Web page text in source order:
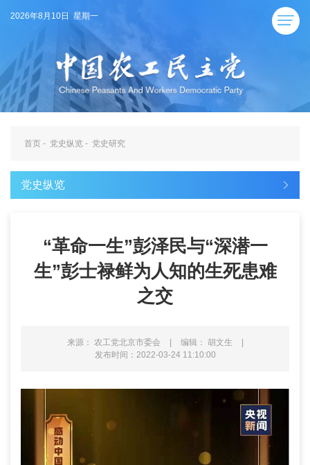
2026年8月10日 星期一
首页 - 党史纵览 - 党史研究
党史纵览
“革命一生”彭泽民与“深潜一
生”彭士禄鲜为人知的生死患难
之交
来源： 农工党北京市委会 | 编辑： 胡文生
|
发布时间：2022-03-24 11:10:00